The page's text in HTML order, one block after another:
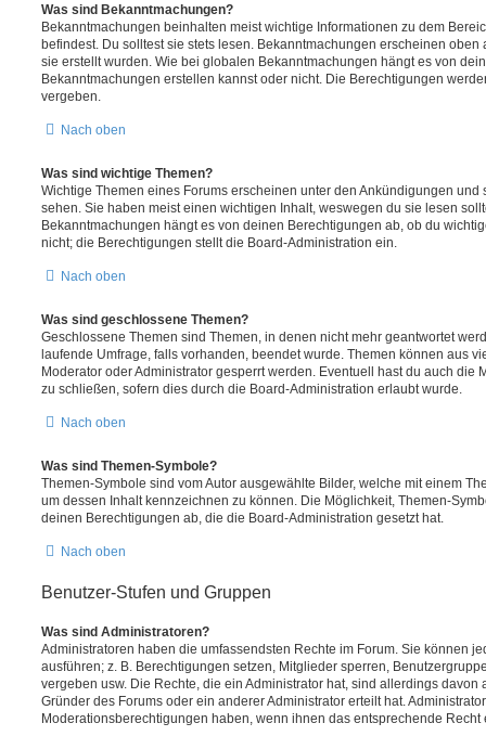
Was sind Bekanntmachungen?
Bekanntmachungen beinhalten meist wichtige Informationen zu dem
befindest. Du solltest sie stets lesen. Bekanntmachungen erscheinen oben
sie erstellt wurden. Wie bei globalen Bekanntmachungen hängt es von
Bekanntmachungen erstellen kannst oder nicht. Die Berechtigungen
vergeben.
Nach oben
Was sind wichtige Themen?
Wichtige Themen eines Forums erscheinen unter den Ankündigungen und
sehen. Sie haben meist einen wichtigen Inhalt, weswegen du sie lesen
Bekanntmachungen hängt es von deinen Berechtigungen ab, ob du
nicht; die Berechtigungen stellt die Board-Administration ein.
Nach oben
Was sind geschlossene Themen?
Geschlossene Themen sind Themen, in denen nicht mehr geantwortet
laufende Umfrage, falls vorhanden, beendet wurde. Themen können aus
Moderator oder Administrator gesperrt werden. Eventuell hast du auch die
zu schließen, sofern dies durch die Board-Administration erlaubt wurde.
Nach oben
Was sind Themen-Symbole?
Themen-Symbole sind vom Autor ausgewählte Bilder, welche mit einem
um dessen Inhalt kennzeichnen zu können. Die Möglichkeit, Themen-
deinen Berechtigungen ab, die die Board-Administration gesetzt hat.
Nach oben
Benutzer-Stufen und Gruppen
Was sind Administratoren?
Administratoren haben die umfassendsten Rechte im Forum. Sie können
ausführen; z. B. Berechtigungen setzen, Mitglieder sperren,
vergeben usw. Die Rechte, die ein Administrator hat, sind allerdings
Gründer des Forums oder ein anderer Administrator erteilt hat.
Moderationsberechtigungen haben, wenn ihnen das entsprechende Recht